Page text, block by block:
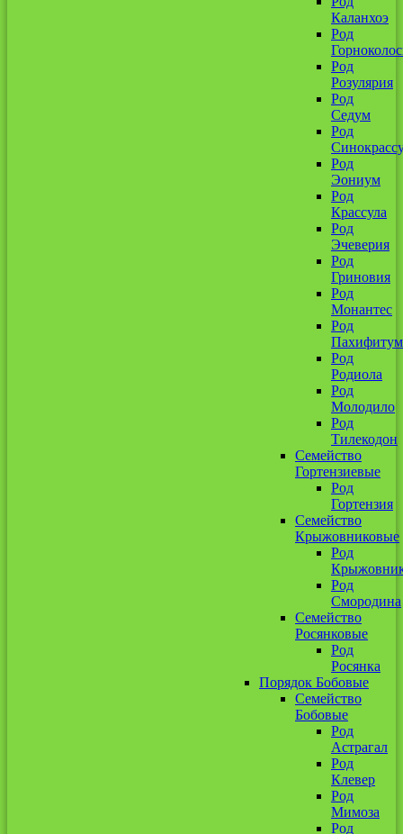
Каланхоэ
Род
Род
Розулярия
Род
Седум
Род
Род
Эониум
Род
Крассула
Род
Эчеверия
Род
Гриновия
Род
Монантес
Род
Пахифитум
Род
Родиола
Род
Молодило
Род
Тилекодон
Семейство
Гортензиевые
Род
Гортензия
Семейство
Крыжовниковые
Род
Род
Смородина
Семейство
Росянковые
Род
Росянка
Порядок Бобовые
Семейство
Бобовые
Род
Астрагал
Род
Клевер
Род
Мимоза
Род